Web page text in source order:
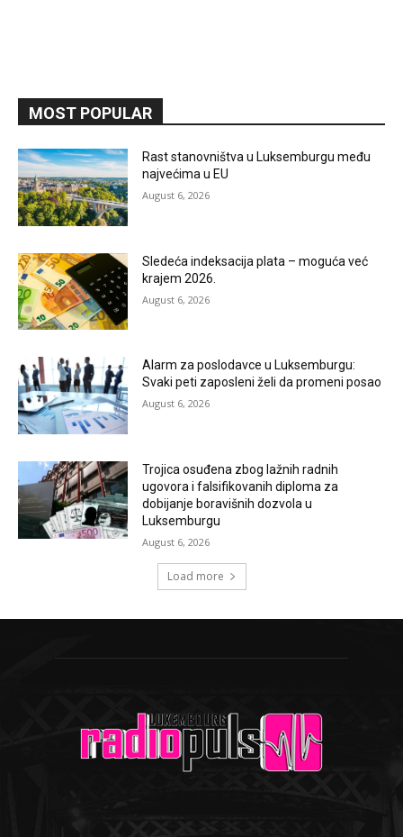
MOST POPULAR
Rast stanovništva u Luksemburgu među
najvećima u EU
August 6, 2026
Sledeća indeksacija plata – moguća već
krajem 2026.
August 6, 2026
Alarm za poslodavce u Luksemburgu:
Svaki peti zaposleni želi da promeni posao
August 6, 2026
Trojica osuđena zbog lažnih radnih
ugovora i falsifikovanih diploma za
dobijanje boravišnih dozvola u
Luksemburgu
August 6, 2026
Load more